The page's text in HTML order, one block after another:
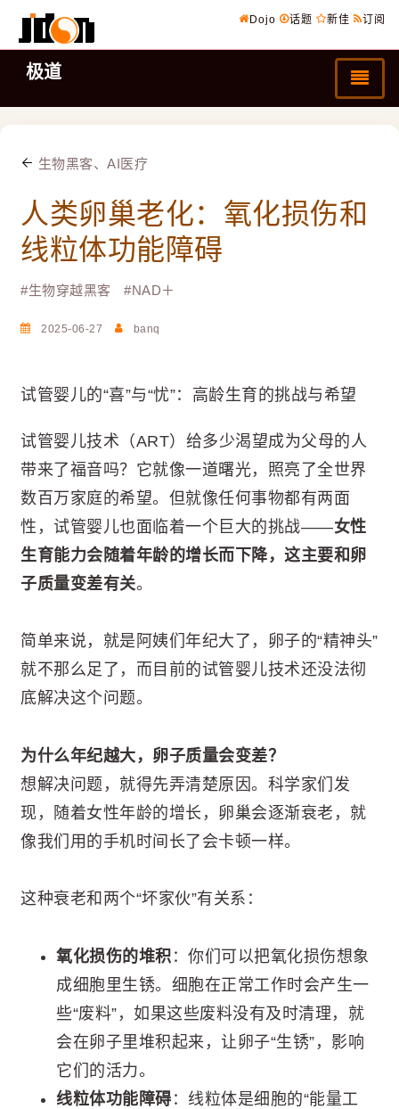
Dojo 话题 新佳 订阅
极道
生物黑客、AI医疗
人类卵巢老化：氧化损伤和
线粒体功能障碍
#生物穿越黑客 #NAD＋
2025-06-27 banq
试管婴儿的“喜”与“忧”：高龄生育的挑战与希望
试管婴儿技术（ART）给多少渴望成为父母的人
带来了福音吗？它就像一道曙光，照亮了全世界
数百万家庭的希望。但就像任何事物都有两面
性，试管婴儿也面临着一个巨大的挑战——女性
生育能力会随着年龄的增长而下降，这主要和卵
子质量变差有关。
简单来说，就是阿姨们年纪大了，卵子的“精神头”
就不那么足了，而目前的试管婴儿技术还没法彻
底解决这个问题。
为什么年纪越大，卵子质量会变差？
想解决问题，就得先弄清楚原因。科学家们发
现，随着女性年龄的增长，卵巢会逐渐衰老，就
像我们用的手机时间长了会卡顿一样。
这种衰老和两个“坏家伙”有关系：
氧化损伤的堆积 ：你们可以把氧化损伤想象
成细胞里生锈。细胞在正常工作时会产生一
些“废料”，如果这些废料没有及时清理，就
会在卵子里堆积起来，让卵子“生锈”，影响
它们的活力。
线粒体功能障碍 ：线粒体是细胞的“能量工